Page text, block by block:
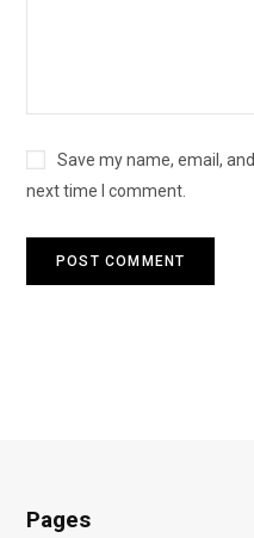
Save my name, email,
next time I comment.
Pages